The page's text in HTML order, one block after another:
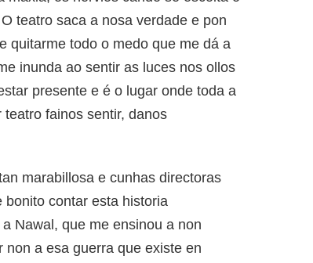
teatro saca a nosa verdade e pon
quitarme todo o medo que me dá a
inunda ao sentir as luces nos ollos
presente e é o lugar onde toda a
fainos sentir, danos
marabillosa e cunhas directoras
contar esta historia
Nawal, que me ensinou a non
a esa guerra que existe en